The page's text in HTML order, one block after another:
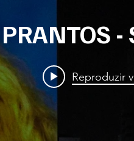
Reproduzir